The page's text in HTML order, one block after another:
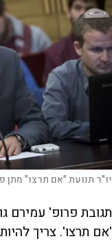
יו"ר תנועת "אם תרצו" מתן
תגובת פרופ' עמירם